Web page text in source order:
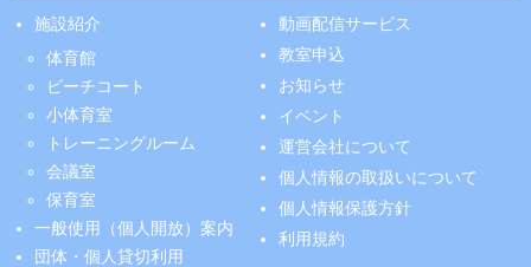
施設紹介
体育館
ビーチコート
小体育室
トレーニングルーム
会議室
保育室
一般使用（個人開放）案内
団体・個人貸切利用
動画配信サービス
教室申込
お知らせ
イベント
運営会社について
個人情報の取扱いについて
個人情報保護方針
利用規約